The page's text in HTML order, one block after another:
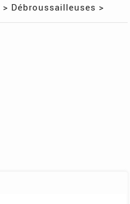
> Débroussailleuses >